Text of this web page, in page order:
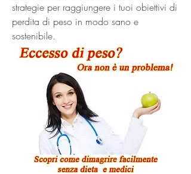
strategie per raggiungere i tuoi obiettivi di
perdita di peso in modo sano e
sostenibile.